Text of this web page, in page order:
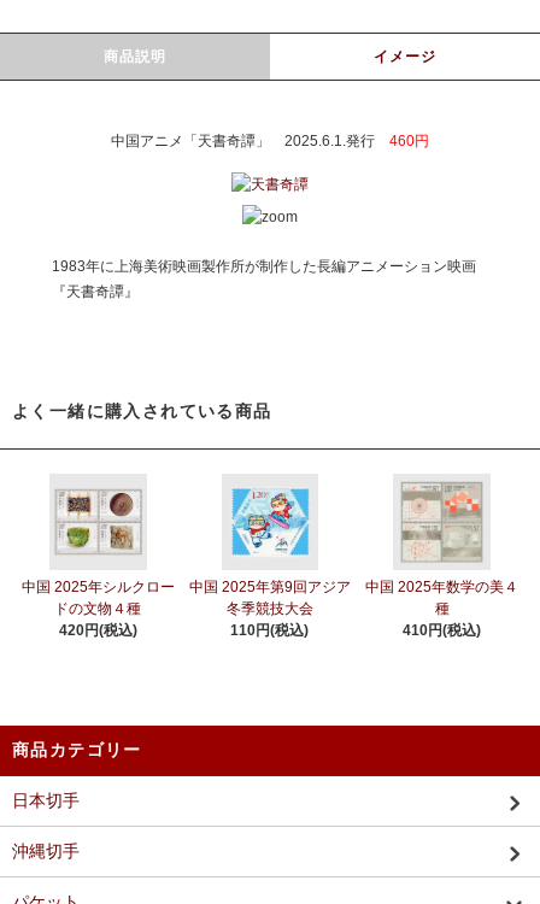
商品説明 イメージ
中国アニメ「天書奇譚」 2025.6.1.発行 460円
1983年に上海美術映画製作所が制作した長編アニメーション映画
『天書奇譚』
よく一緒に購入されている商品
中国 2025年シルクロー
ドの文物４種
420円(税込)
中国 2025年第9回アジア
冬季競技大会
110円(税込)
中国 2025年数学の美４
種
410円(税込)
商品カテゴリー
日本切手
沖縄切手